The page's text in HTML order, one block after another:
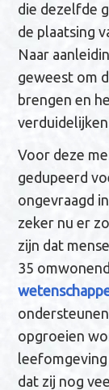
die dezelfde
de plaatsing
Naar
geweest om
brengen en
Voor deze
gedupeerd
ongevraagd
zeker nu er
zijn dat
35
opgroeien
dat zij nog